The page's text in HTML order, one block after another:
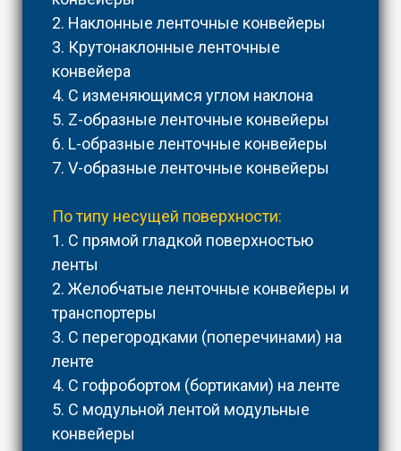
2. Наклонные ленточные конвейеры
3. Крутонаклонные ленточные
конвейера
4. С изменяющимся углом наклона
5. Z-образные ленточные конвейеры
6. L-образные ленточные конвейеры
7. V-образные ленточные конвейеры
По типу несущей поверхности:
1. С прямой гладкой поверхностью
ленты
2. Желобчатые ленточные конвейеры и
транспортеры
3. С перегородками (поперечинами) на
ленте
4. С гофробортом (бортиками) на ленте
5. С модульной лентой модульные
конвейеры